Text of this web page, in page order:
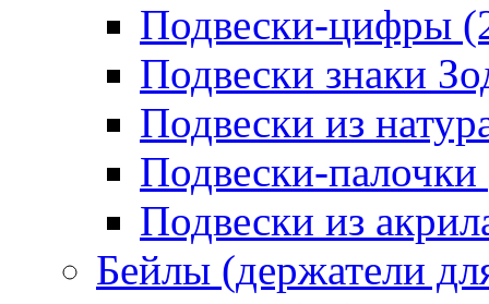
Подвески-цифры
Подвески знаки
Подвески из
Подвески-
Подвески из
Бейлы (держатели